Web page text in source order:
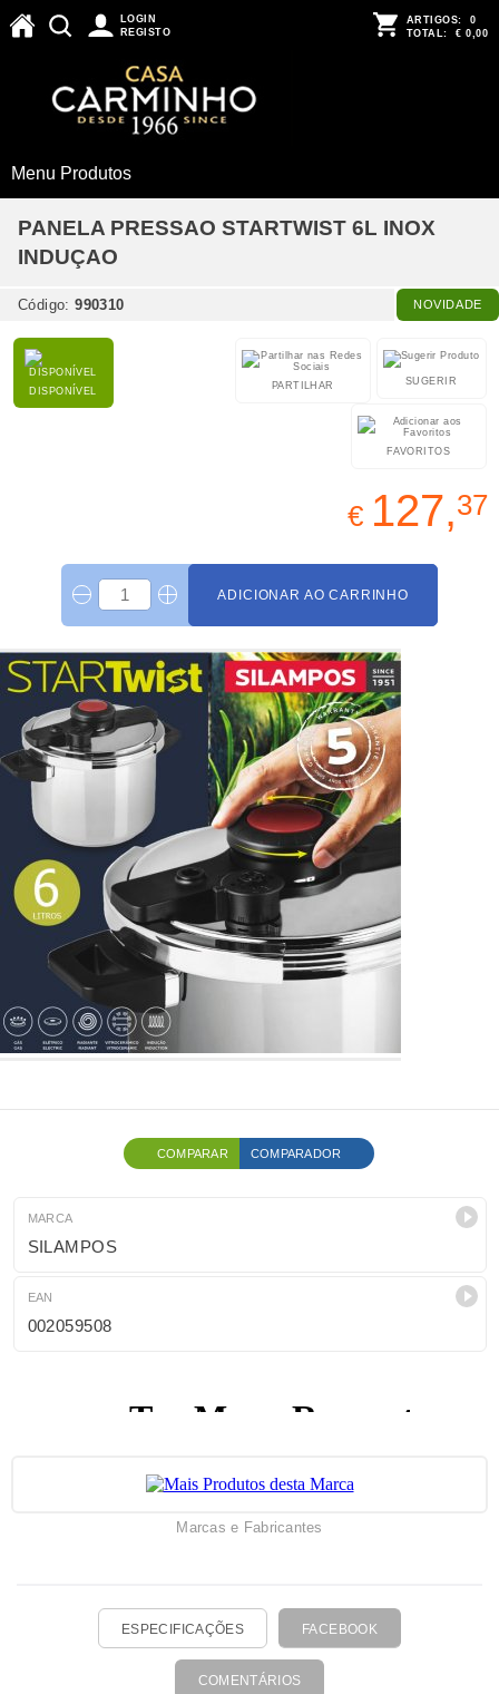
LOGIN
REGISTO
ARTIGOS: 0
TOTAL: € 0,00
Menu Produtos
PANELA PRESSAO STARTWIST 6L INOX
INDUÇAO
Código:990310 NOVIDADE
DISPONÍVEL
SUGERIR
PARTILHAR
FAVORITOS
€ 127,37
ADICIONAR AO CARRINHO
COMPARAR COMPARADOR
MARCA
SILAMPOS
EAN
002059508
Marcas e Fabricantes
ESPECIFICAÇÕES FACEBOOK
COMENTÁRIOS